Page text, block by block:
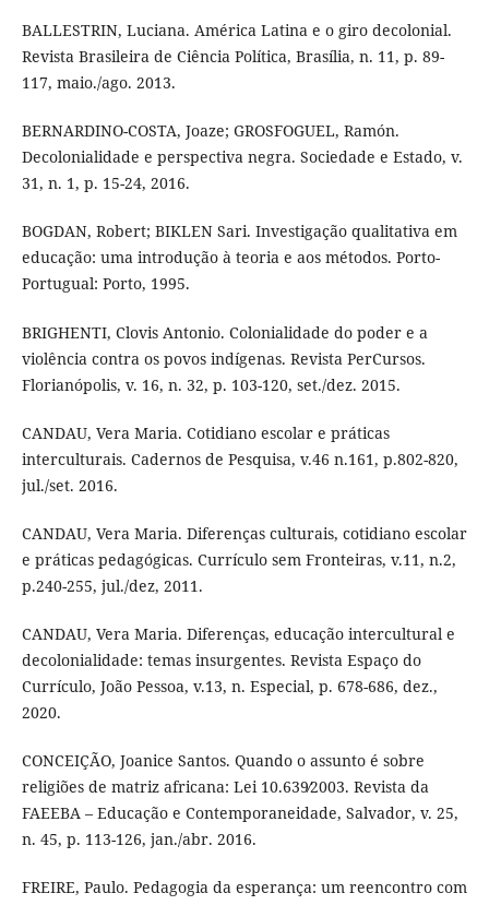
BALLESTRIN, Luciana. América Latina e o giro decolonial.
Revista Brasileira de Ciência Política, Brasília, n. 11, p. 89-
117, maio./ago. 2013.
BERNARDINO-COSTA, Joaze; GROSFOGUEL, Ramón.
Decolonialidade e perspectiva negra. Sociedade e Estado, v.
31, n. 1, p. 15-24, 2016.
BOGDAN, Robert; BIKLEN Sari. Investigação qualitativa em
educação: uma introdução à teoria e aos métodos. Porto-
Portugual: Porto, 1995.
BRIGHENTI, Clovis Antonio. Colonialidade do poder e a
violência contra os povos indígenas. Revista PerCursos.
Florianópolis, v. 16, n. 32, p. 103-120, set./dez. 2015.
CANDAU, Vera Maria. Cotidiano escolar e práticas
interculturais. Cadernos de Pesquisa, v.46 n.161, p.802-820,
jul./set. 2016.
CANDAU, Vera Maria. Diferenças culturais, cotidiano escolar
e práticas pedagógicas. Currículo sem Fronteiras, v.11, n.2,
p.240-255, jul./dez, 2011.
CANDAU, Vera Maria. Diferenças, educação intercultural e
decolonialidade: temas insurgentes. Revista Espaço do
Currículo, João Pessoa, v.13, n. Especial, p. 678-686, dez.,
2020.
CONCEIÇÃO, Joanice Santos. Quando o assunto é sobre
religiões de matriz africana: Lei 10.639∕2003. Revista da
FAEEBA – Educação e Contemporaneidade, Salvador, v. 25,
n. 45, p. 113-126, jan./abr. 2016.
FREIRE, Paulo. Pedagogia da esperança: um reencontro com